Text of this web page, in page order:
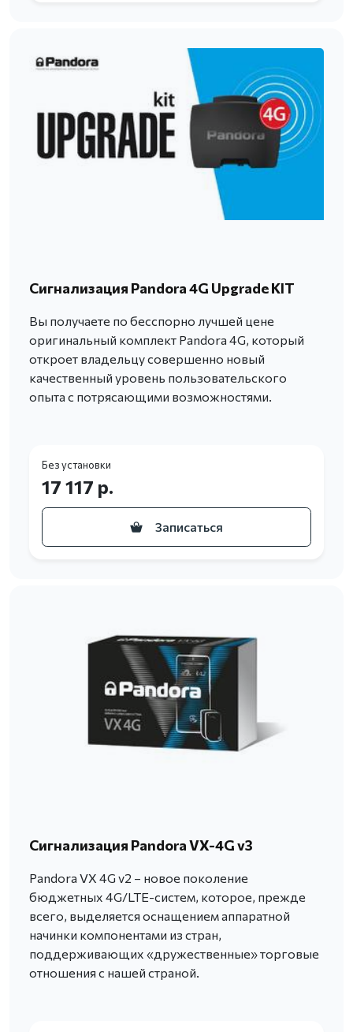
Сигнализация Pandora 4G Upgrade KIT
Вы получаете по бесспорно лучшей цене
оригинальный комплект Pandora 4G, который
откроет владельцу совершенно новый
качественный уровень пользовательского
опыта с потрясающими возможностями.
Без установки
17 117 р.
Записаться
Сигнализация Pandora VX-4G v3
Pandora VX 4G v2 – новое поколение
бюджетных 4G/LTE-систем, которое, прежде
всего, выделяется оснащением аппаратной
начинки компонентами из стран,
поддерживающих «дружественные» торговые
отношения с нашей страной.